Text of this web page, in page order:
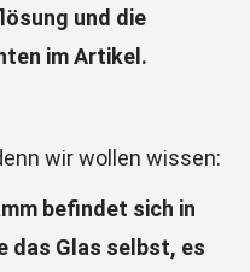
und die
im Artikel.
wir wollen wissen:
befindet sich in
das Glas selbst, es